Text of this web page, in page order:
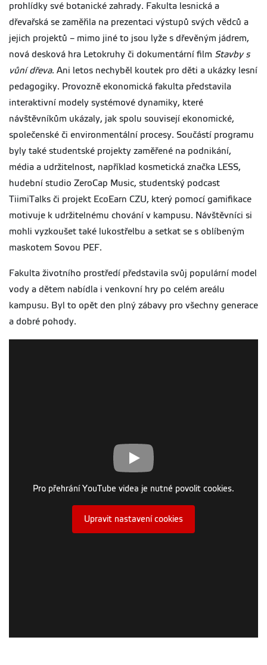
prohlídky své botanické zahrady. Fakulta lesnická a
dřevařská se zaměřila na prezentaci výstupů svých vědců a
jejich projektů – mimo jiné to jsou lyže s dřevěným jádrem,
nová desková hra Letokruhy či dokumentární film Stavby s
vůní dřeva. Ani letos nechyběl koutek pro děti a ukázky lesní
pedagogiky. Provozně ekonomická fakulta představila
interaktivní modely systémové dynamiky, které
návštěvníkům ukázaly, jak spolu souvisejí ekonomické,
společenské či environmentální procesy. Součástí programu
byly také studentské projekty zaměřené na podnikání,
média a udržitelnost, například kosmetická značka LESS,
hudební studio ZeroCap Music, studentský podcast
TiimiTalks či projekt EcoEarn CZU, který pomocí gamifikace
motivuje k udržitelnému chování v kampusu. Návštěvníci si
mohli vyzkoušet také lukostřelbu a setkat se s oblíbeným
maskotem Sovou PEF.
Fakulta životního prostředí představila svůj populární model
vody a dětem nabídla i venkovní hry po celém areálu
kampusu. Byl to opět den plný zábavy pro všechny generace
a dobré pohody.
Pro přehrání YouTube videa je nutné povolit cookies.
Upravit nastavení cookies